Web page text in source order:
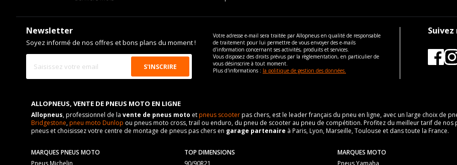
Newsletter
Soyez informé de nos offres et bons plans du moment !
Votre adresse e-mail sera traitée par Allopneus en qualité de responsable
de traitement pour lui permettre de vous envoyer des e-mails
d'information concernant ses activités, produits et services.
Vous disposez des droits prévus par la règlementation, en particulier de
vous désinscrire à tout moment.
Plus d'informations : la politique de gestion des données.
Suivez
ALLOPNEUS, VENTE DE PNEUS MOTO EN LIGNE
Allopneus, professionnel de la vente de pneus moto etpneus scooterpas chers, est le leader français du pneu en ligne, avec un large choix de
Bridgestone,pneu moto Dunlop ou pneus moto cross, trail ou enduro, du pneu de scooter au pneu de compétition. Profitez du meilleur tarif de
pneus et choisissez votre centre de montage de pneus pas chers en garage partenaire à Paris, Lyon, Marseille, Toulouse et dans toute la France.
MARQUES PNEUS MOTO
Pneus Michelin
TOP DIMENSIONS
90/90R21
MARQUES MOTO
Pneus Yamaha